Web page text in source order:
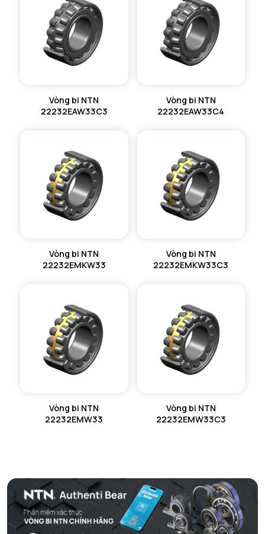
Vòng bi NTN
22232EAW33C3
Vòng bi NTN
22232EAW33C4
Vòng bi NTN
22232EMKW33
Vòng bi NTN
22232EMKW33C3
Vòng bi NTN
22232EMW33
Vòng bi NTN
22232EMW33C3